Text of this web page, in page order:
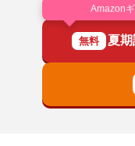
Amazon
無料 夏